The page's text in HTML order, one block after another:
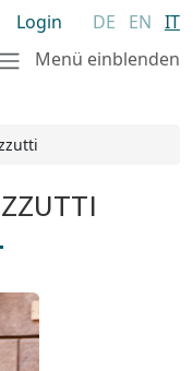
Login DE EN IT
Menü einblenden